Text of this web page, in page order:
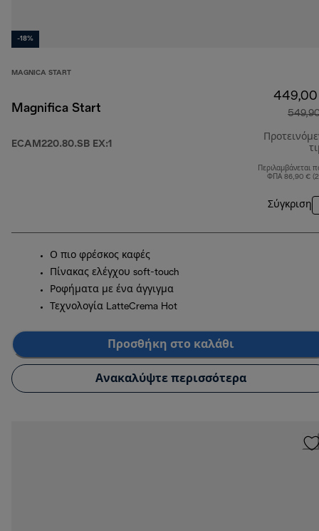
-18%
MAGNICA START
Magnifica Start
ECAM220.80.SB EX:1
Περιλαμβάνεται
ΦΠΑ 86,90 €
Σύγκριση
Ο πιο φρέσκος καφές
Πίνακας ελέγχου soft-touch
Ροφήματα με ένα άγγιγμα
Τεχνολογία LatteCrema Hot
Προσθήκη στο καλάθι
Ανακαλύψτε περισσότερα